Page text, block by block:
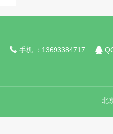
 手机 ：13693384717 
北